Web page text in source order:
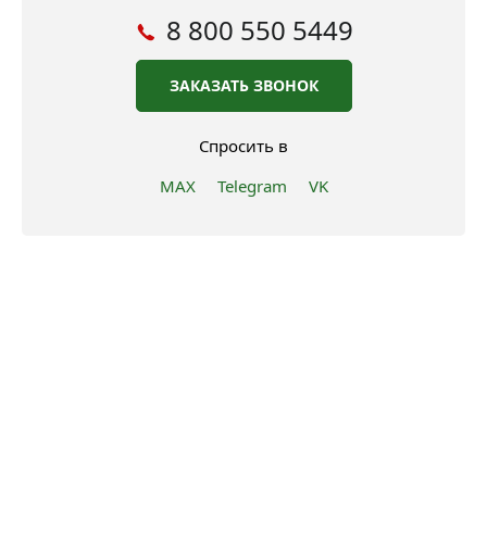
8 800 550 5449
ЗАКАЗАТЬ ЗВОНОК
Спросить в
MAX
Telegram VK